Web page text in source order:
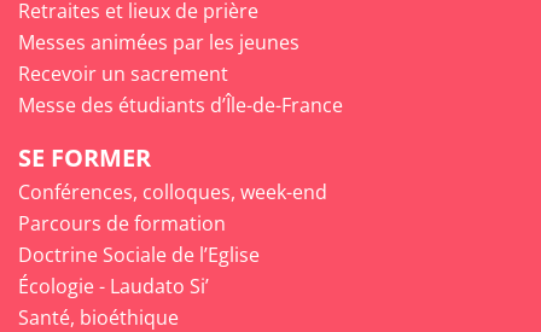
Retraites et lieux de prière
Messes animées par les jeunes
Recevoir un sacrement
Messe des étudiants d’Île-de-France
SE FORMER
Conférences, colloques, week-end
Parcours de formation
Doctrine Sociale de l’Eglise
Écologie - Laudato Si’
Santé, bioéthique